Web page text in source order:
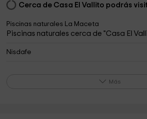
Cerca de Casa El Vallito podrás
Piscinas naturales La Maceta
Piscinas naturales cerca de "Casa El
Nisdafe
Más